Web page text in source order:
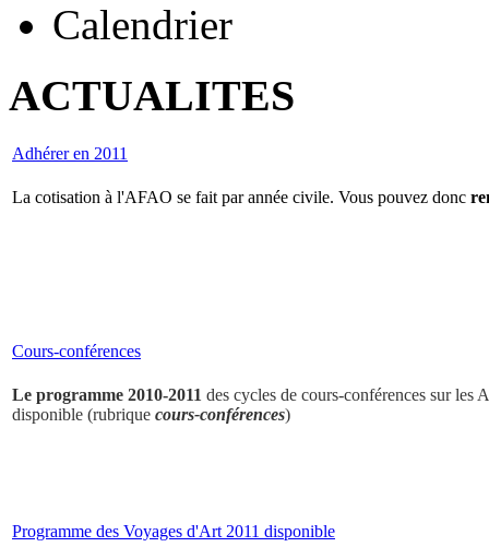
Calendrier
ACTUALITES
Adhérer en 2011
La cotisation à l'AFAO se fait par année civile. Vous pouvez donc
Cours-conférences
Le programme 2010-2011 des cycles de cours-conférences sur
disponible (rubrique cours-conférences)
Programme des Voyages d'Art 2011 disponible